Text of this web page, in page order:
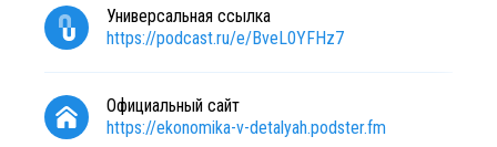
Универсальная ссылка
https://podcast.ru/e/BveL0YFHz7
Официальный сайт
https://ekonomika-v-detalyah.podster.fm